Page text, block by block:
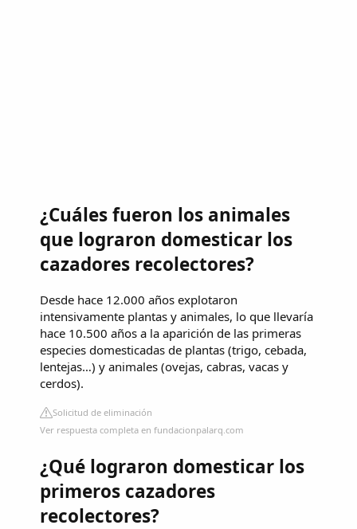
¿Cuáles fueron los animales
que lograron domesticar los
cazadores recolectores?
Desde hace 12.000 años explotaron
intensivamente plantas y animales, lo que llevaría
hace 10.500 años a la aparición de las primeras
especies domesticadas de plantas (trigo, cebada,
lentejas…) y animales (ovejas, cabras, vacas y
cerdos).
Solicitud de eliminación
Ver respuesta completa en fundacionpalarq.com
¿Qué lograron domesticar los
primeros cazadores
recolectores?